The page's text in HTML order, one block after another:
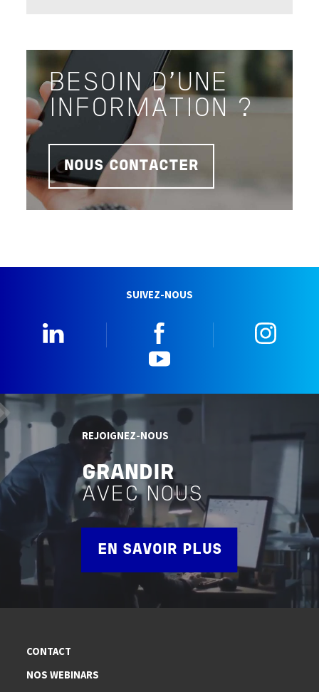
BESOIN D'UNE
INFORMATION ?
NOUS CONTACTER
SUIVEZ-NOUS
REJOIGNEZ-NOUS
GRANDIR
AVEC NOUS
EN SAVOIR PLUS
CONTACT
NOS WEBINARS